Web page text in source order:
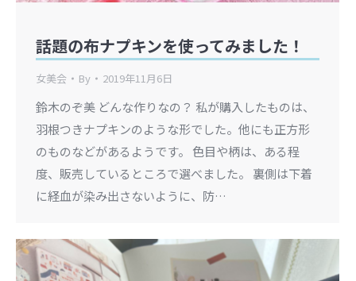
話題の布ナプキンを使ってみました！
女美会 By 2019年11月6日
鈴木のぞ美 どんな作りなの？ 私が購入したものは、
羽根つきナプキンのような形でした。他にも正方形
のものなどがあるようです。 色目や柄は、ある程
度、販売しているところで選べました。 裏側は下着
に経血が染み出さないように、防…